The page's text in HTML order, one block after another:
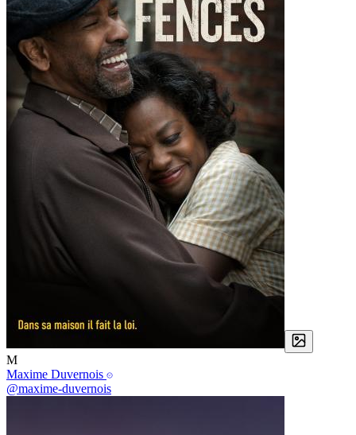
M
Maxime Duvernois
@maxime-duvernois